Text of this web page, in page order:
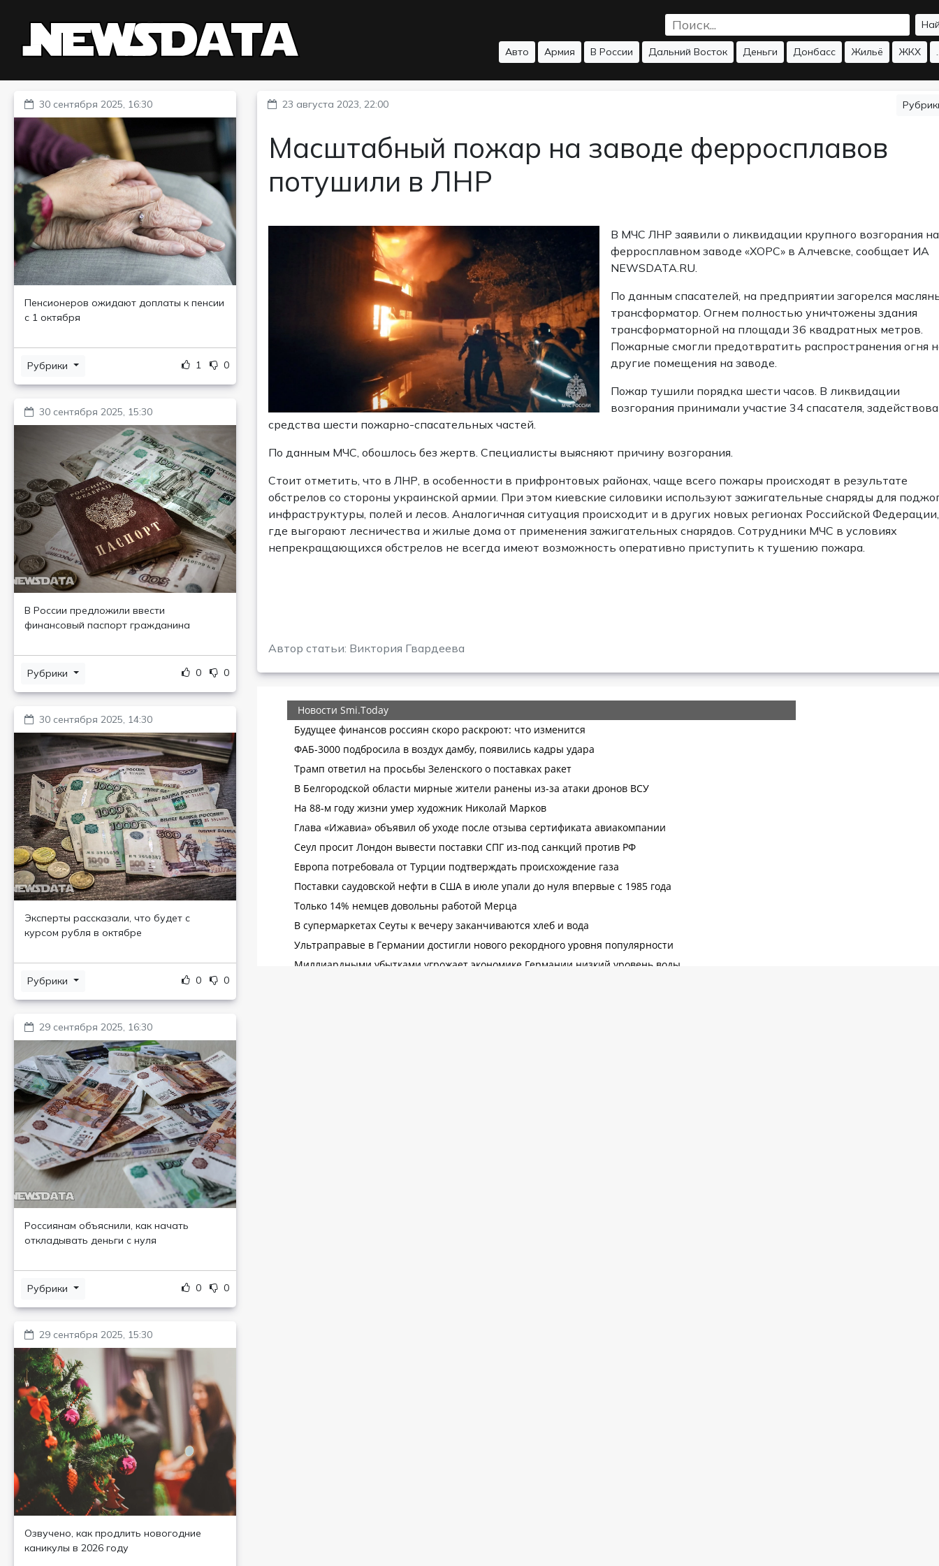
Авто Армия В России Дальний Восток Деньги Донбасс Жильё ЖКХ
30 сентября 2025, 16:30
Пенсионеров ожидают доплаты к пенсии
с 1 октября
Рубрики 1 0
30 сентября 2025, 15:30
В России предложили ввести
финансовый паспорт гражданина
Рубрики 0 0
30 сентября 2025, 14:30
Эксперты рассказали, что будет с
курсом рубля в октябре
Рубрики 0 0
29 сентября 2025, 16:30
Россиянам объяснили, как начать
откладывать деньги с нуля
Рубрики 0 0
29 сентября 2025, 15:30
Озвучено, как продлить новогодние
каникулы в 2026 году
23 августа 2023, 22:00
Масштабный пожар на заводе ферросплавов
потушили в ЛНР
В МЧС ЛНР заявили о ликвидации крупного возгорания на
ферросплавном заводе «ХОРС» в Алчевске, сообщает ИА
NEWSDATA.RU.
По данным спасателей, на предприятии загорелся
трансформатор. Огнем полностью уничтожены здания
трансформаторной на площади 36 квадратных метров.
Пожарные смогли предотвратить распространения огня
другие помещения на заводе.
Пожар тушили порядка шести часов. В ликвидации
возгорания принимали участие 34 спасателя,
средства шести пожарно-спасательных частей.
По данным МЧС, обошлось без жертв. Специалисты выясняют причину возгорания.
Стоит отметить, что в ЛНР, в особенности в прифронтовых районах, чаще всего пожары происходят в результате
обстрелов со стороны украинской армии. При этом киевские силовики используют зажигательные снаряды для
инфраструктуры, полей и лесов. Аналогичная ситуация происходит и в других новых регионах Российской Федерации,
где выгорают лесничества и жилые дома от применения зажигательных снарядов. Сотрудники МЧС в условиях
непрекращающихся обстрелов не всегда имеют возможность оперативно приступить к тушению пожара.
Автор статьи: Виктория Гвардеева